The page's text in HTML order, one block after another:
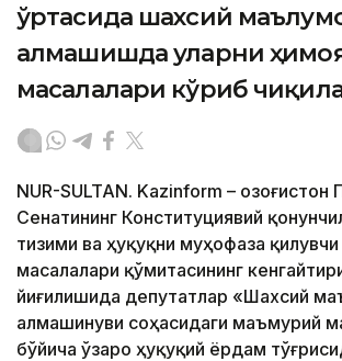
ўртасида шахсий
алмашишда уларни
масалалари кўриб
NUR-SULTAN. Kazinform – Қозоғистон
Сенатининг Конституциявий
тизими ва ҳуқуқни муҳофаза
масалалари қўмитасининг
йиғилишида депутатлар «Шахсий
алмашинуви соҳасидаги маъмурий
бўйича ўзаро ҳуқуқий ёрдам